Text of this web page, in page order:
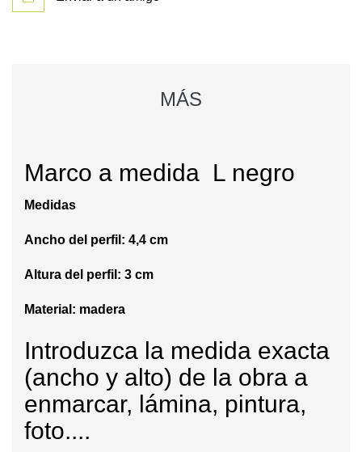
MÁS
Marco a medida L negro
Medidas
Ancho del perfil: 4,4 cm
Altura del perfil: 3 cm
Material: madera
Introduzca la medida exacta
(ancho y alto) de la obra a
enmarcar, lámina, pintura,
foto....